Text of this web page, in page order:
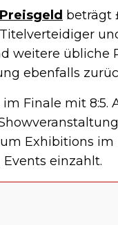
Preisgeld beträgt
weitere übliche
ebenfalls
Finale mit 8:5.
Exhibitions
einzahlt.